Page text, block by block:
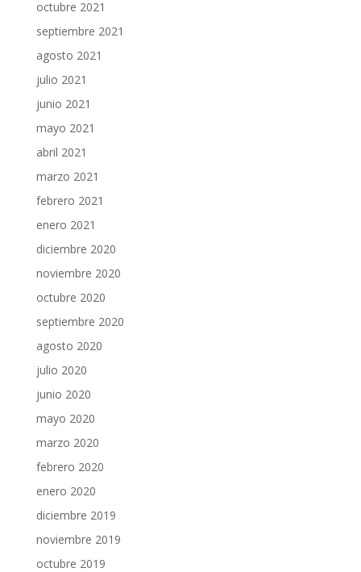
octubre 2021
septiembre 2021
agosto 2021
julio 2021
junio 2021
mayo 2021
abril 2021
marzo 2021
febrero 2021
enero 2021
diciembre 2020
noviembre 2020
octubre 2020
septiembre 2020
agosto 2020
julio 2020
junio 2020
mayo 2020
marzo 2020
febrero 2020
enero 2020
diciembre 2019
noviembre 2019
octubre 2019